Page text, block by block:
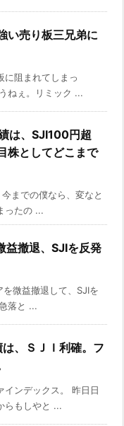
い売り板三兄弟に
に阻まれてしまっ
ねぇ。リミック ...
は、SJI100円超
株としてどこまで
までの僕なら、変なと
ったの ...
益撤退、SJIを反発
微益撤退して、SJIを
落と ...
、ＳＪＩ利確。フ
インデックス。 昨日日
らもしやと ...